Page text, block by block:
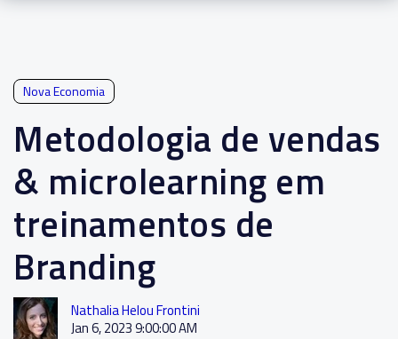
Nova Economia
Metodologia de vendas
& microlearning em
treinamentos de
Branding
Nathalia Helou Frontini
Jan 6, 2023 9:00:00 AM